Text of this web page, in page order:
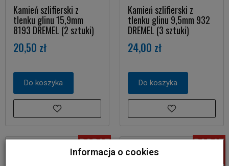
Kamień szlifierski z
tlenku glinu 15,9mm
8193 DREMEL (2 sztuki)
20,50 zł
Do koszyka
Kamień szlifierski z
tlenku glinu 9,5mm 932
DREMEL (3 sztuki)
24,00 zł
Do koszyka
Informacja o cookies